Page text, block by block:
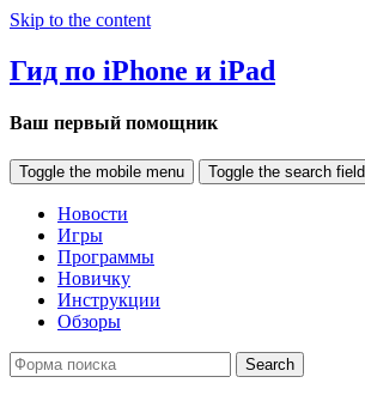
Skip to the content
Гид по iPhone и iPad
Ваш первый помощник
Toggle the mobile menu Toggle the search field
Новости
Игры
Программы
Новичку
Инструкции
Обзоры
Search